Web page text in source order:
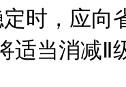
时，应向
当消减Ⅱ